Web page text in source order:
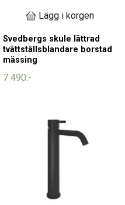
Lägg i korgen
Svedbergs skule lättrad
tvättställsblandare borstad
mässing
7 490:-